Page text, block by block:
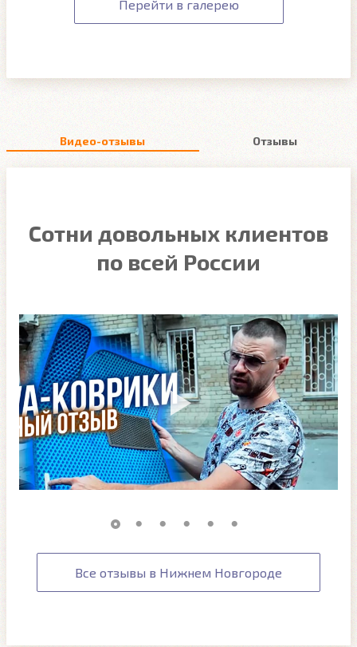
Перейти в галерею
Видео-отзывы Отзывы
Сотни довольных клиентов
по всей России
Все отзывы в Нижнем Новгороде